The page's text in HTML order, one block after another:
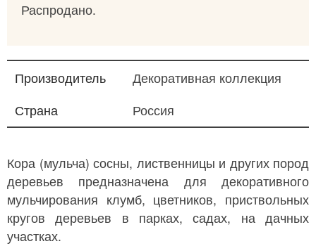
Распродано.
Производитель
Декоративная коллекция
Страна
Россия
Кора (мульча) сосны, лиственницы и других пород
деревьев предназначена для декоративного
мульчирования клумб, цветников, приствольных
кругов деревьев в парках, садах, на дачных
участках.